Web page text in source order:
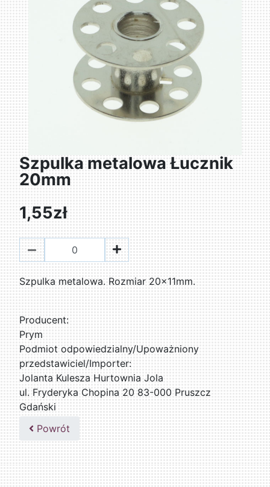
Szpulka metalowa Łucznik
20mm
1,55zł
Szpulka metalowa. Rozmiar 20x11mm.
Producent:
Prym
Podmiot odpowiedzialny/Upoważniony
przedstawiciel/Importer:
Jolanta Kulesza Hurtownia Jola
ul. Fryderyka Chopina 20 83-000 Pruszcz
Gdański
Powrót